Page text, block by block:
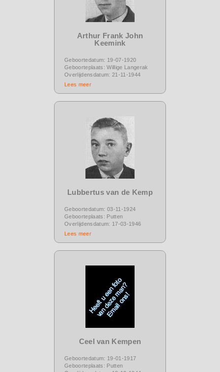
Arthur Frank John
Keemink
Geboortedatum: 19-07-1920
Geboorteplaats: Willige Langerak
Overlijdensdatum: 21-11-1944
Lees meer
Lubbertus van de Kemp
Geboortedatum: 03-11-1924
Geboorteplaats: Putten
Overlijdensdatum: 17-03-1946
Lees meer
Ceel van Kempen
Geboortedatum: 19-01-1917
Geboorteplaats: Putten